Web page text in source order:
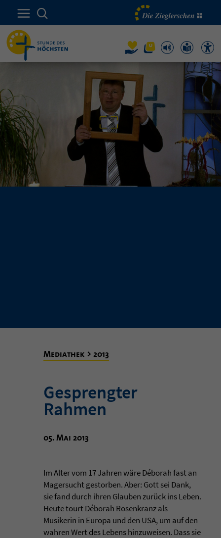
Mediathek > 2013
Gesprengter
Rahmen
05. Mai 2013
Im Alter vom 17 Jahren wäre Déborah fast an
Magersucht gestorben. Aber: Gott sei Dank,
sie fand durch ihren Glauben zurück ins Leben.
Heute tourt Déborah Rosenkranz als
Musikerin in Europa und den USA, um auf den
wahren Wert des Lebens hinzuweisen. Dass sie